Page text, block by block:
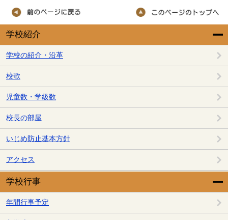
学校紹介
学校の紹介・沿革
校歌
児童数・学級数
校長の部屋
いじめ防止基本方針
アクセス
学校行事
年間行事予定